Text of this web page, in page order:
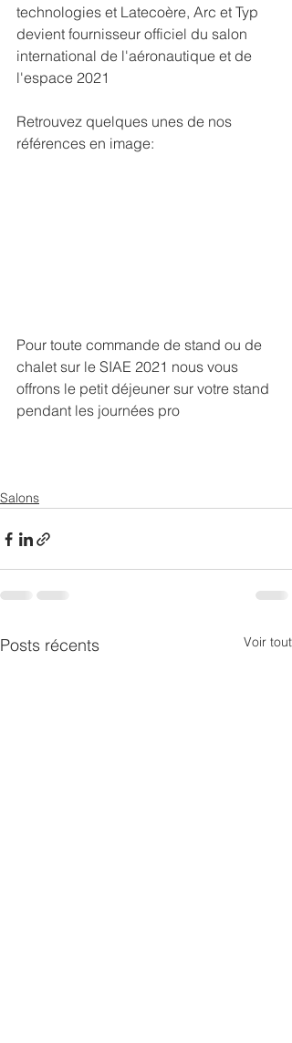
technologies et Latecoère, Arc et Typ
devient fournisseur officiel du salon
international de l'aéronautique et de
l'espace 2021
Retrouvez quelques unes de nos
références en image:
Pour toute commande de stand ou de
chalet sur le SIAE 2021 nous vous
offrons le petit déjeuner sur votre stand
pendant les journées pro
Salons
Posts récents Voir tout